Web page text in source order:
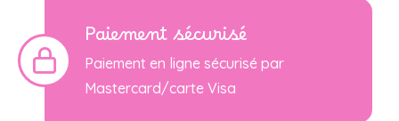
Paiement sécurisé
Paiement en ligne sécurisé par
Mastercard/carte Visa